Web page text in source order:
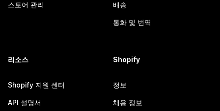
스토어 관리 배송
통화 및 번역
리소스
Shopify 지원 센터
API 설명서
Shopify
정보
채용 정보